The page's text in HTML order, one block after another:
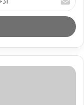
د
خ
ل
ر
د